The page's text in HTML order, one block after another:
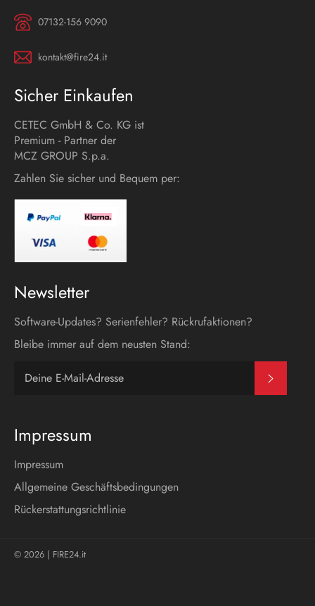
07132-156 9090
kontakt@fire24.it
Sicher Einkaufen
CETEC GmbH & Co. KG ist
Premium - Partner der
MCZ GROUP S.p.a.
Zahlen Sie sicher und Bequem per:
Newsletter
Software-Updates? Serienfehler? Rückrufaktionen?
Bleibe immer auf dem neusten Stand:
Impressum
Impressum
Allgemeine Geschäftsbedingungen
Rückerstattungsrichtlinie
© 2026 | FIRE24.it